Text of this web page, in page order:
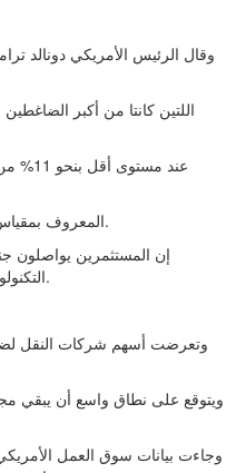
وقال الرئيس الأمريكي دونالد
كما واصل مؤشر التقلبات (VIX)، المعروف بمقياس الخوف في وول ستريت، ارتفاعه ضمن موجة الصعود الأخيرة.
التكنولوجيا، مضيفًا أن الأسواق باتت تسعّر أيضًا احتمالات ارتفاع أسعار الفائدة، إلى جانب مخاوف الحرب.
وتعرضت أسهم شركات النقل
ويتوقع على نطاق واسع أن يبقي